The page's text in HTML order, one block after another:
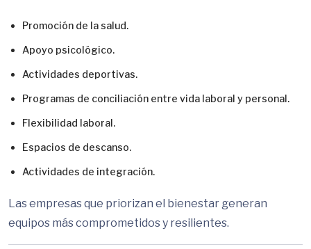
Promoción de la salud.
Apoyo psicológico.
Actividades deportivas.
Programas de conciliación entre vida laboral y personal.
Flexibilidad laboral.
Espacios de descanso.
Actividades de integración.
Las empresas que priorizan el bienestar generan
equipos más comprometidos y resilientes.